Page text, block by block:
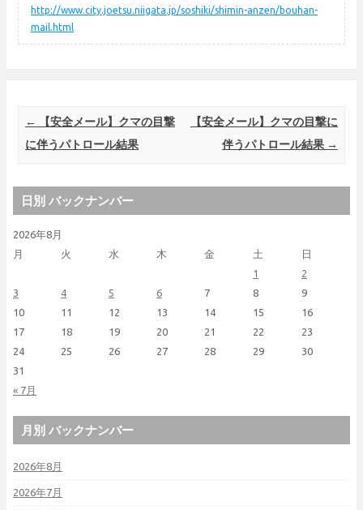
http://www.city.joetsu.niigata.jp/soshiki/shimin-anzen/bouhan-
mail.html
Post navigation
←
【安全メール】クマの目撃
に伴うパトロール結果
【安全メール】クマの目撃に
伴うパトロール結果 →
日別 バックナンバー
2026年8月
月
火 水 木 金 土 日
« 7月
1
2
3
4 5 6 7 8
9
10
11 12 13 14 15
16
17
18 19 20 21 22
23
24
25 26 27 28 29
30
31
月別 バックナンバー
2026年8月
2026年7月